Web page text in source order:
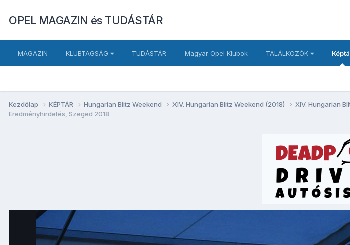
OPEL MAGAZIN és TUDÁSTÁR
MAGAZIN KLUBTAGSÁG TUDÁSTÁR Magyar Opel Klubok TALÁLKOZÓK
Kezdőlap KÉPTÁR Hungarian Blitz Weekend XIV. Hungarian Blitz Weekend (2018)
XIV. Hungarian
Eredményhirdetés, Szeged 2018